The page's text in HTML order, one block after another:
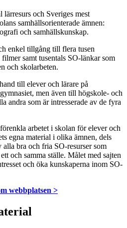
och Sveriges mest
samhällsorienterade ämnen:
och samhällskunskap.
enkel tillgång till flera tusen
samt tusentals SO-länkar som
och skolarbeten.
till elever och lärare på
men även till högskole- och
andra som är intresserade av de fyra
arbetet i skolan för elever och
egna material i olika ämnen, dels
alla bra och fria SO-resurser som
och samma ställe. Målet med sajten
och öka kunskaperna inom SO-
webbplatsen >